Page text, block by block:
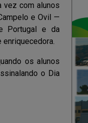
vez com alunos
e Ovil —
Portugal e da
os alunos
o Dia